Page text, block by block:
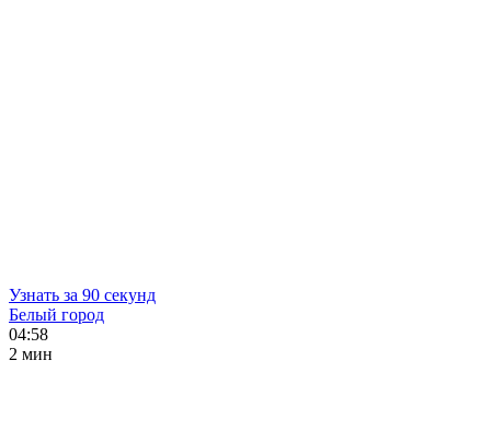
Узнать за 90 секунд
Белый город
04:58
2 мин